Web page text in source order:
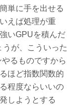
単に手を出せる
えば処理が重
いGPUを積んだ
が、こういった
るものですから
ほど指数関数的
程度ならいいの
しようとする